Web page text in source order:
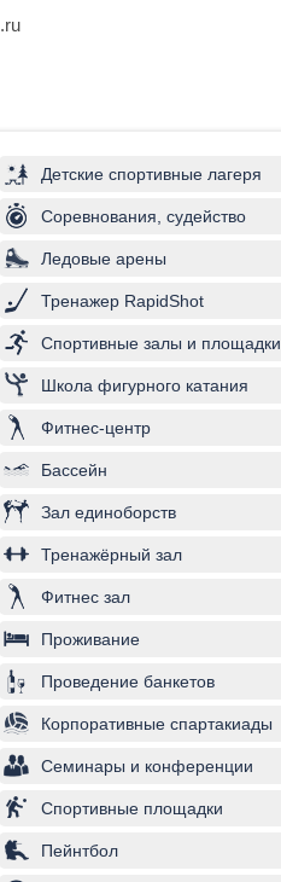
Детские спортивные лагеря
Соревнования, судейство
Ледовые арены
Тренажер RapidShot
Спортивные залы и площадки
Школа фигурного катания
Фитнес-центр
Бассейн
Зал единоборств
Тренажёрный зал
Фитнес зал
Проживание
Проведение банкетов
Корпоративные спартакиады
Семинары и конференции
Спортивные площадки
Пейнтбол